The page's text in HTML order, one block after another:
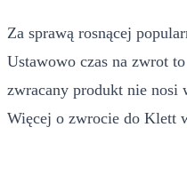
Za sprawą rosnącej
Ustawowo czas na zwrot
zwracany produkt nie nosi
Więcej o zwrocie do Klett